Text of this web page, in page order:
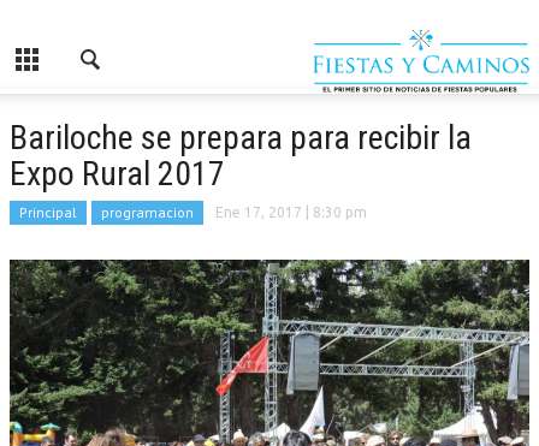
Bariloche se prepara para recibir la
Expo Rural 2017
Principal programacion Ene 17, 2017 | 8:30 pm